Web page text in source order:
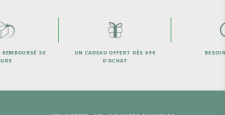
30
UN CADEAU OFFERT DÈS 69€
D'ACHAT